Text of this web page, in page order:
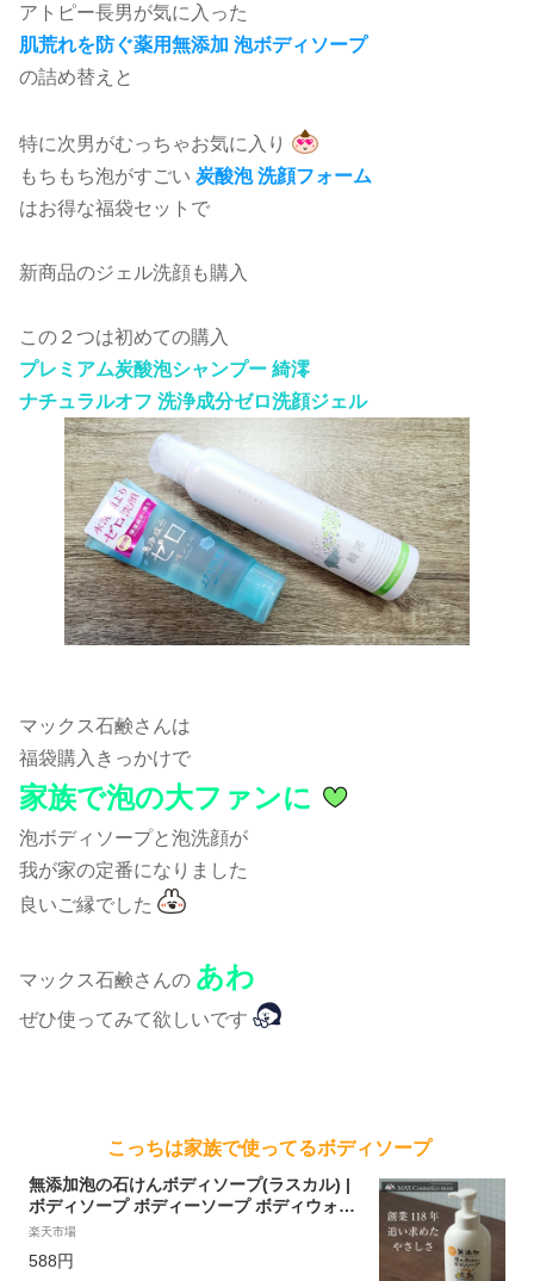
アトピー長男が気に入った
肌荒れを防ぐ薬用無添加 泡ボディソープ
の詰め替えと
特に次男がむっちゃお気に入り
もちもち泡がすごい 炭酸泡 洗顔フォーム
はお得な福袋セットで
新商品のジェル洗顔も購入
この２つは初めての購入
プレミアム炭酸泡シャンプー 綺澪
ナチュラルオフ 洗浄成分ゼロ洗顔ジェル
マックス石鹸さんは
福袋購入きっかけで
家族で泡の大ファンに
泡ボディソープと泡洗顔が
我が家の定番になりました
良いご縁でした
マックス石鹸さんの あわ
ぜひ使ってみて欲しいです
こっちは家族で使ってるボディソープ
無添加泡の石けんボディソープ(ラスカル) |
ボディソープ ボディーソープ ボディウォッ
シュ ボディシャンプー キッズ 泡 無添加 無
液体石鹸 赤ちゃん ベビー 無添加せっけん
楽天市場
588円